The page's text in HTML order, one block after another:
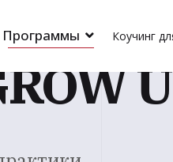
Программы Коучинг